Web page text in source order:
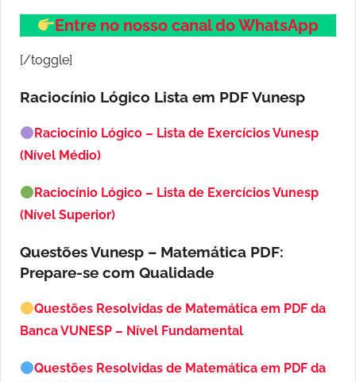
Entre no nosso canal do WhatsApp
[/toggle]
Raciocínio Lógico Lista em PDFVunesp
Raciocínio Lógico – Lista de Exercícios Vunesp
(Nível Médio)
Raciocínio Lógico – Lista de Exercícios Vunesp
(Nível Superior)
Questões Vunesp – Matemática PDF:
Prepare-se com Qualidade
Questões Resolvidas de Matemática em PDF da
Banca VUNESP – Nível Fundamental
Questões Resolvidas de Matemática em PDF da